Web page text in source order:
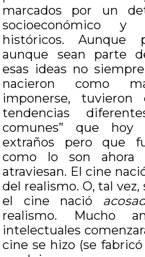
marcados por un
socioeconómico
históricos. Aunque
aunque sean parte
esas ideas no
nacieron como
imponerse,
tendencias
comunes” que hoy
extraños pero que
como lo son ahora
atraviesan. El cine
del realismo. O, tal
el cine nació
realismo. Mucho
intelectuales
cine se hizo (se